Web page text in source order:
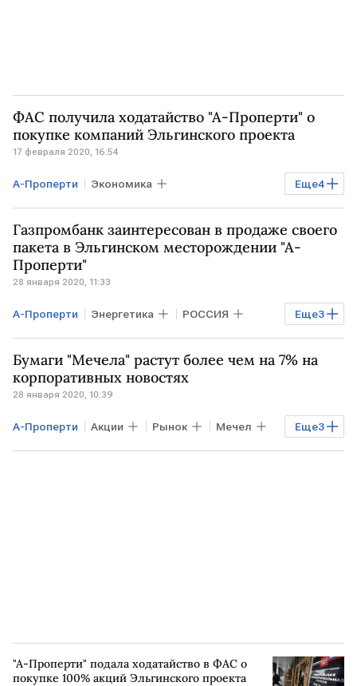
ФАС получила ходатайство "А-Проперти" о
покупке компаний Эльгинского проекта
17 февраля 2020, 16:54
Еще4
А-Проперти Экономика
Промышленность
Эльгинское месторождение
Эльгауголь
Газпромбанк заинтересован в продаже своего
пакета в Эльгинском месторождении "А-
Проперти"
28 января 2020, 11:33
Еще3
А-Проперти Энергетика РОССИЯ
Эльгинское месторождение
Газпромбанк продажи
Бумаги "Мечела" растут более чем на 7% на
корпоративных новостях
28 января 2020, 10:39
Еще3
А-Проперти Акции Рынок Мечел
Газпромбанк
"А-Проперти" подала ходатайство в ФАС о
покупке 100% акций Эльгинского проекта